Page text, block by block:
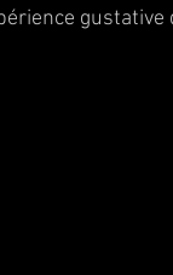
gustative